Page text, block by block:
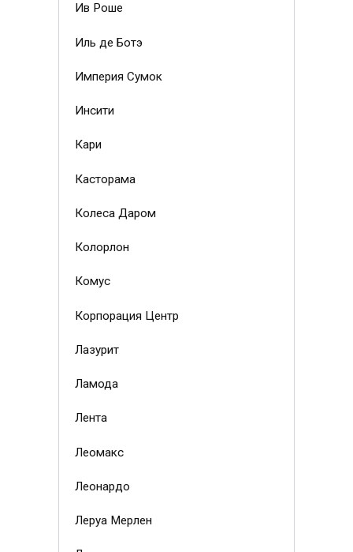
Ив Роше
Иль де Ботэ
Империя Сумок
Инсити
Кари
Касторама
Колеса Даром
Колорлон
Комус
Корпорация Центр
Лазурит
Ламода
Лента
Леомакс
Леонардо
Леруа Мерлен